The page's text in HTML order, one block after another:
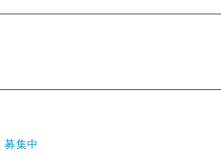
​募集中